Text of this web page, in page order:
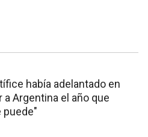
había adelantado en
Argentina el año que
puede"